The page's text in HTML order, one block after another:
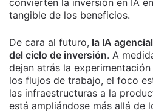
tangible de los beneficios.
De cara al futuro, la IA
del ciclo de inversión. A
dejan atrás la
los flujos de trabajo, el foco
las infraestructuras a la
está ampliándose más allá de